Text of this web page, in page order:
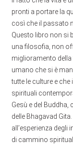
pronti a portare la
così che il passato
Questo libro non si
una filosofia, non
miglioramento della
umano che si è
tutte le culture e
spirituali
Gesù e del Buddha,
delle Bhagavad
all’esperienza degli
di cammino